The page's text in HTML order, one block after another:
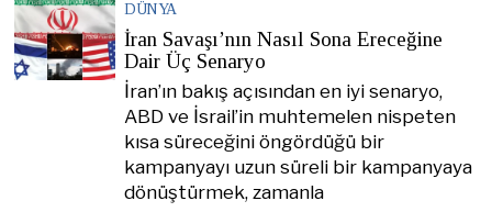
DÜNYA
İran Savaşı’nın Nasıl Sona Ereceğine
Dair Üç Senaryo
İran’ın bakış açısından en iyi senaryo,
ABD ve İsrail’in muhtemelen nispeten
kısa süreceğini öngördüğü bir
kampanyayı uzun süreli bir kampanyaya
dönüştürmek, zamanla